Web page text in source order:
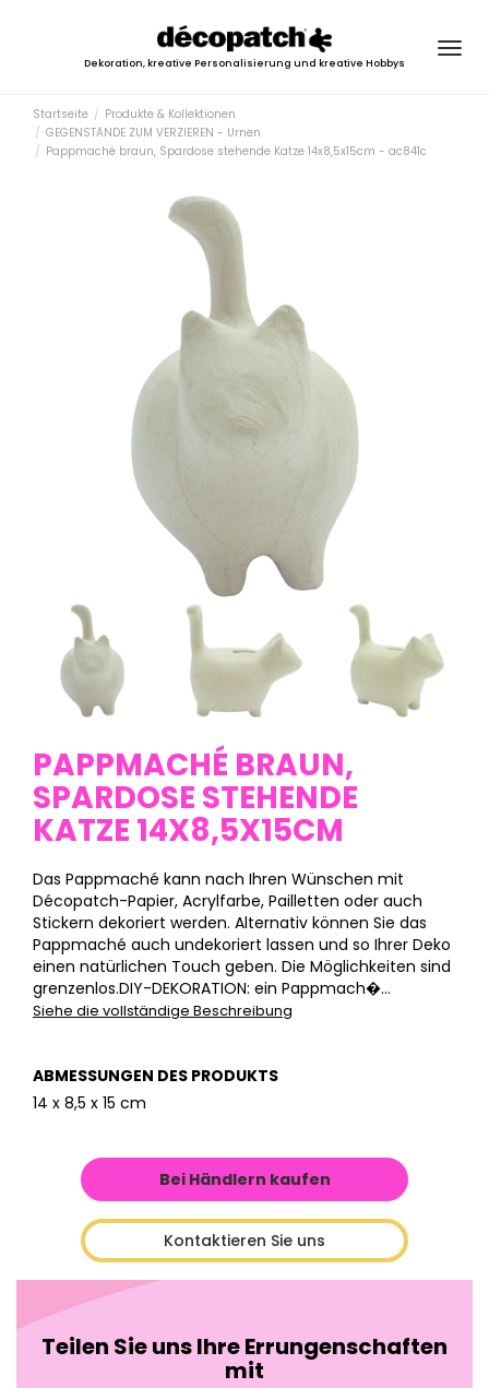
Dekoration, kreative Personalisierung und kreative Hobbys
Startseite
Produkte & Kollektionen
GEGENSTÄNDE ZUM VERZIEREN - Urnen
Pappmaché braun, Spardose stehende Katze 14x8,5x15cm - ac841c
PAPPMACHÉ BRAUN,
SPARDOSE STEHENDE
KATZE 14X8,5X15CM
Das Pappmaché kann nach Ihren Wünschen mit
Décopatch-Papier, Acrylfarbe, Pailletten oder auch
Stickern dekoriert werden. Alternativ können Sie das
Pappmaché auch undekoriert lassen und so Ihrer Deko
einen natürlichen Touch geben. Die Möglichkeiten sind
grenzenlos.DIY-DEKORATION: ein Pappmach�...
Siehe die vollständige Beschreibung
ABMESSUNGEN DES PRODUKTS
14 x 8,5 x 15 cm
Bei Händlern kaufen
Kontaktieren Sie uns
Teilen Sie uns Ihre Errungenschaften
mit